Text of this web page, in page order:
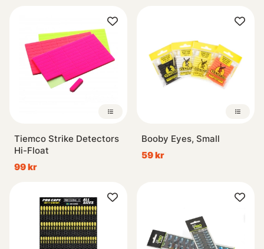
Tiemco Strike Detectors
Hi-Float
99 kr
Booby Eyes, Small
59 kr